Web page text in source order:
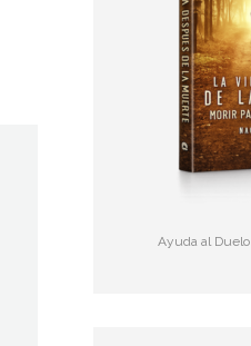
Ayuda al Duelo